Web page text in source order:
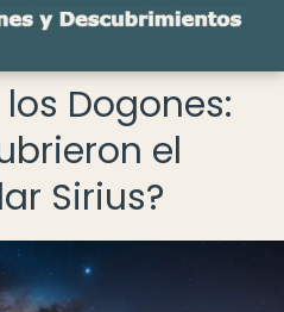
Dogones:
el
Sirius?